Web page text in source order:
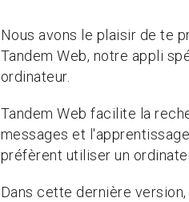
Nous avons le plaisir de te
Tandem Web, notre appli
ordinateur.
Tandem Web facilite la
messages et
préfèrent utiliser un
Dans cette dernière